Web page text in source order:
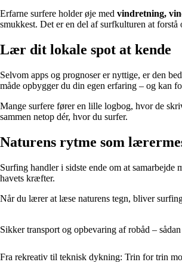
Erfarne surfere holder øje med vindretning,
smukkest. Det er en del af surfkulturen at forstå
Lær dit lokale spot at kende
Selvom apps og prognoser er nyttige, er den
måde opbygger du din egen erfaring – og kan
Mange surfere fører en lille logbog, hvor de
sammen netop dér, hvor du surfer.
Naturens rytme som
Surfing handler i sidste ende om at
havets kræfter.
Når du lærer at læse naturens tegn, bliver
Sikker transport og opbevaring af robåd –
Fra rekreativ til teknisk dykning: Trin for trin